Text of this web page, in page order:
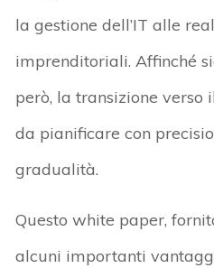
la gestione dell’IT alle
imprenditoriali. Affinché
però, la transizione verso
da pianificare con
gradualità.
Questo white paper,
alcuni importanti